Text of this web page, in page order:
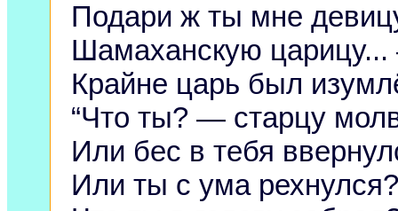
Подари ж ты мне
Шамаханскую
Крайне царь был
“Что ты? — старцу
Или бес в тебя
Или ты с ума рехнулся?